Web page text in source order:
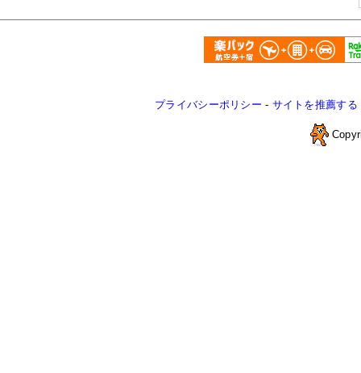
プライバシーポリシー - サイトを推薦する